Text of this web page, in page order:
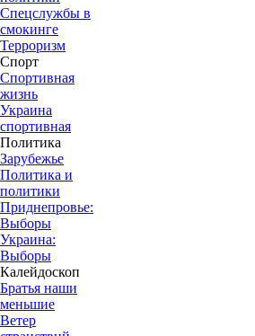
Спецслужбы в
смокинге
Терроризм
Спорт
Спортивная
жизнь
Украина
спортивная
Политика
Зарубежье
Политика и
политики
Приднепровье:
Выборы
Украина:
Выборы
Калейдоскоп
Братья наши
меньшие
Ветер